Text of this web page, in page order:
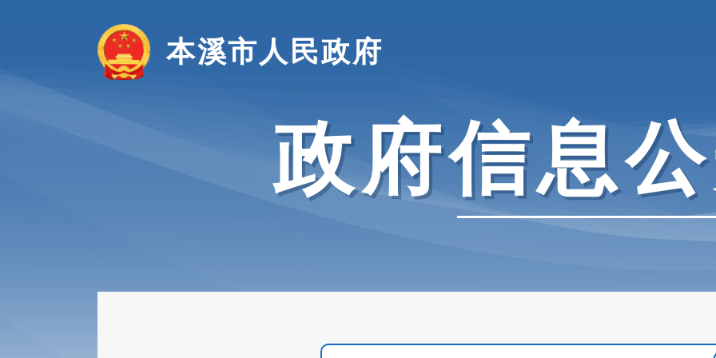
本溪市人民政府
政府信息